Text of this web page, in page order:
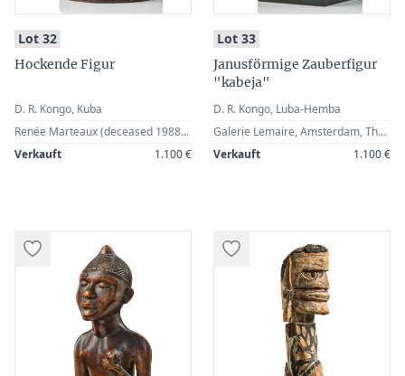
Lot 32:
Hockende Figur
D. R. Kongo, Kuba
Renée Marteaux (deceased 1988), Brussels, Belgium · Family by inheritance · Sotheby’s, London, 26 March 1990, Lot 151 (attributed to the D. R. Congo, Holo) · German Private Collection
Verkauft
1.100 €
Lot 33:
Janusförmige Zauberfigur
"kabeja"
D. R. Kongo, Luba-Hemba
Galerie Lemaire, Amsterdam, The Netherlands · Ludwig Bretschneider, Munich, Germany · German Private Collection (1987)
Verkauft
1.100 €